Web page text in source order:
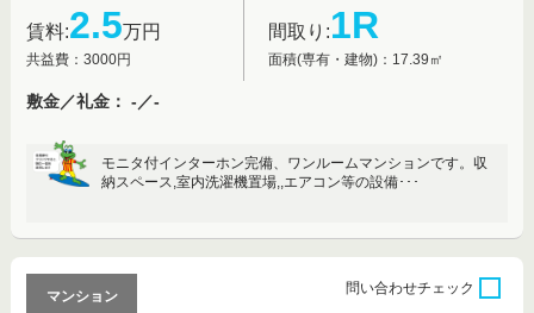
賃料:2.5万円
共益費：3000円
間取り:1R
面積(専有・建物)：17.39㎡
敷金／礼金： -／-
モニタ付インターホン完備、ワンルームマンションです。収
納スペース,室内洗濯機置場,,エアコン等の設備･･･
マンション
問い合わせチェック